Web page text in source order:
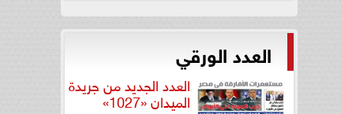
العدد الورقي
العدد الجديد من جريدة
الميدان «1027»